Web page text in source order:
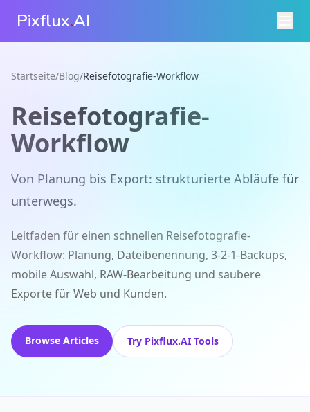
Pixflux.AI
Startseite/Blog/Reisefotografie-Workflow
Reisefotografie-
Workflow
Von Planung bis Export: strukturierte Abläufe für
unterwegs.
Leitfaden für einen schnellen Reisefotografie-
Workflow: Planung, Dateibenennung, 3-2-1-Backups,
mobile Auswahl, RAW-Bearbeitung und saubere
Exporte für Web und Kunden.
Browse Articles Try Pixflux.AI Tools